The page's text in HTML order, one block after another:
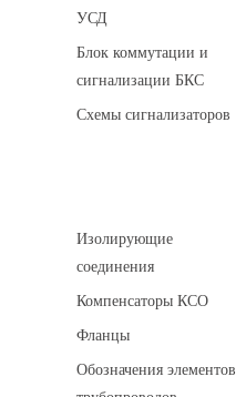
УСД
Блок коммутации и
сигнализации БКС
Схемы сигнализаторов
Изолирующие
соединения
Компенсаторы КСО
Фланцы
Обозначения элементов